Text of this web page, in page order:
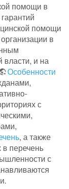
помощи в
помощи
в
и на
Особенности
с
, а также
перечень
с